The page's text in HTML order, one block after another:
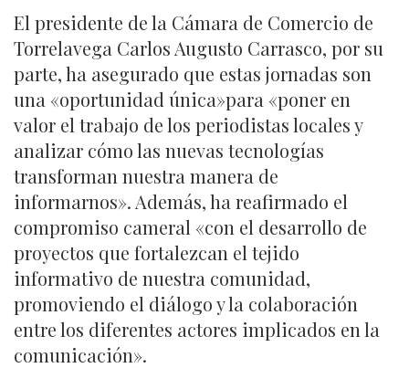
El presidente de la Cámara de Comercio de
Torrelavega Carlos Augusto Carrasco, por su
parte, ha asegurado que estas jornadas son
una «oportunidad única»para «poner en
valor el trabajo de los periodistas locales y
analizar cómo las nuevas tecnologías
transforman nuestra manera de
informarnos». Además, ha reafirmado el
compromiso cameral «con el desarrollo de
proyectos que fortalezcan el tejido
informativo de nuestra comunidad,
promoviendo el diálogo y la colaboración
entre los diferentes actores implicados en la
comunicación».